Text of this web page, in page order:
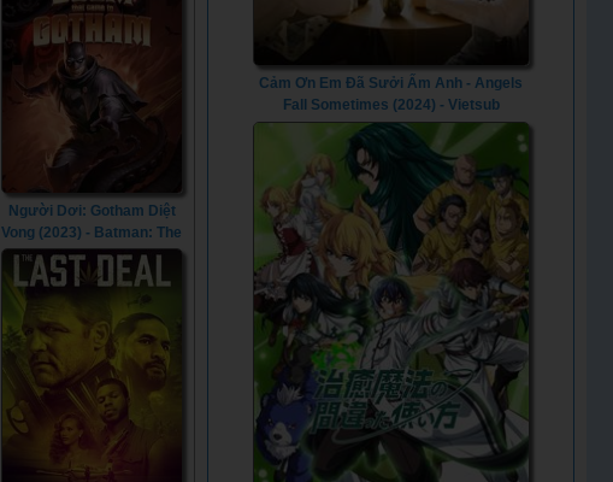
Người Dơi: Gotham Diệt
Vong (2023) - Batman: The
Doom That Came to
Gotham (2023)
Cảm Ơn Em Đã Sưởi Ấm Anh - Angels
Fall Sometimes (2024) - Vietsub